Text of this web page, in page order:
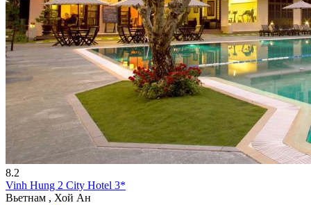
8.2
Vinh Hung 2 City Hotel 3*
Вьетнам , Хой Ан